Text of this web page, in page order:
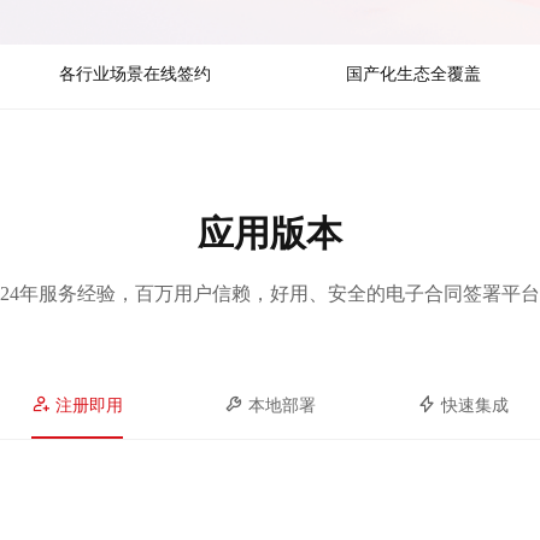
各行业场景在线签约 国产化生态全覆盖
应用版本
24年服务经验，百万用户信赖，好用、安全的电子合同签署平台
注册即用 本地部署 快速集成